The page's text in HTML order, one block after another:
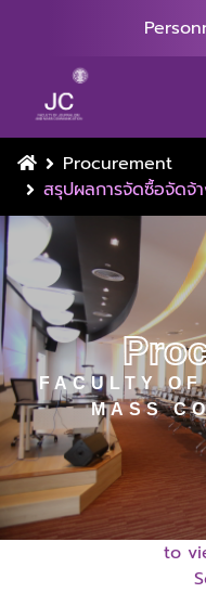
Procurement
สรุปผลการจัดซื้อจัดจ้
FACULTY
MASS
to